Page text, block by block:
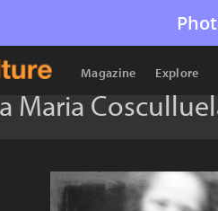
Magazine Explore
Maria